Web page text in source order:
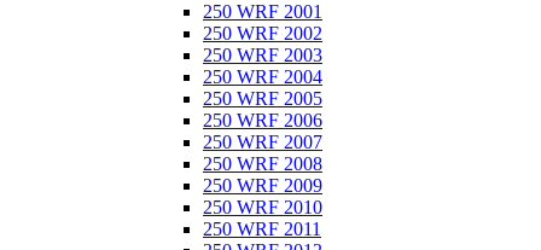
250 WRF 2001
250 WRF 2002
250 WRF 2003
250 WRF 2004
250 WRF 2005
250 WRF 2006
250 WRF 2007
250 WRF 2008
250 WRF 2009
250 WRF 2010
250 WRF 2011